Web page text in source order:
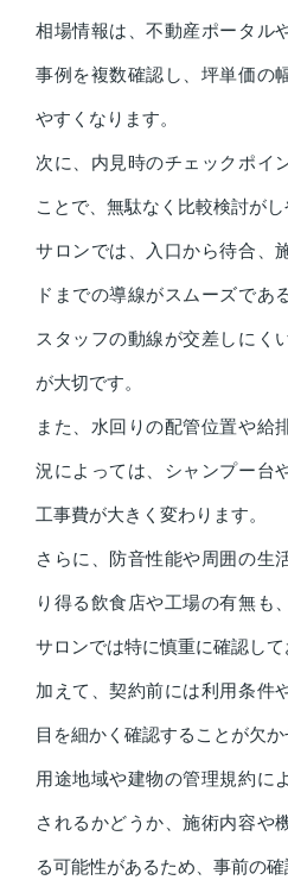
相場情報は、不動産ポータル
事例を複数確認し、坪単価の
やすくなります。
次に、内見時のチェックポイ
ことで、無駄なく比較検討がし
サロンでは、入口から待合、
ドまでの導線がスムーズであ
スタッフの動線が交差しにく
が大切です。
また、水回りの配管位置や給
況によっては、シャンプー台
工事費が大きく変わります。
さらに、防音性能や周囲の生
り得る飲食店や工場の有無も
サロンでは特に慎重に確認して
加えて、契約前には利用条件
目を細かく確認することが欠か
用途地域や建物の管理規約に
されるかどうか、施術内容や
る可能性があるため、事前の確